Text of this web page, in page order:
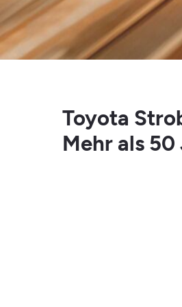
Toyota
Mehr als